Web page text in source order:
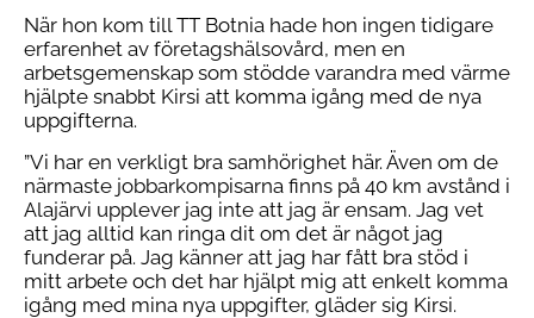
När hon kom till TT Botnia hade hon ingen tidigare
erfarenhet av företagshälsovård, men en
arbetsgemenskap som stödde varandra med värme
hjälpte snabbt Kirsi att komma igång med de nya
uppgifterna.
”Vi har en verkligt bra samhörighet här. Även om de
närmaste jobbarkompisarna finns på 40 km avstånd i
Alajärvi upplever jag inte att jag är ensam. Jag vet
att jag alltid kan ringa dit om det är något jag
funderar på. Jag känner att jag har fått bra stöd i
mitt arbete och det har hjälpt mig att enkelt komma
igång med mina nya uppgifter, gläder sig Kirsi.